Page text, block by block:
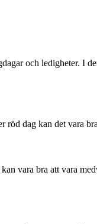
och ledigheter. I
röd dag kan det vara
vara bra att vara